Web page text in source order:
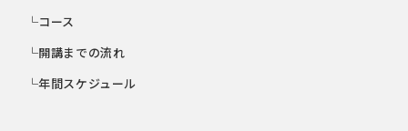
└コース
└開講までの流れ
└年間スケジュール